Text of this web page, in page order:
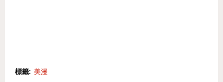
標籤: 美漫